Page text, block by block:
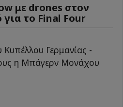
με drones στον
το Final Four